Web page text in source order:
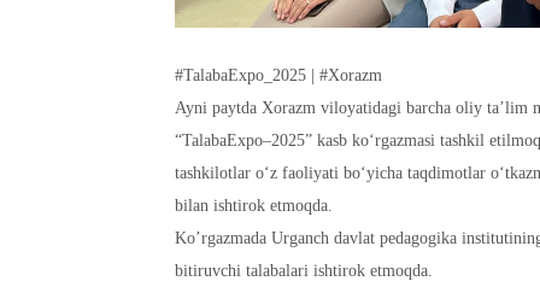
#TalabaExpo_2025 | #Xorazm
Ayni paytda Xorazm viloyatidagi barcha oliy
“TalabaExpo–2025” kasb ko‘rgazmasi tashkil
tashkilotlar o‘z faoliyati bo‘yicha taqdimotlar
bilan ishtirok etmoqda.
Ko’rgazmada Urganch davlat pedagogika
bitiruvchi talabalari ishtirok etmoqda.